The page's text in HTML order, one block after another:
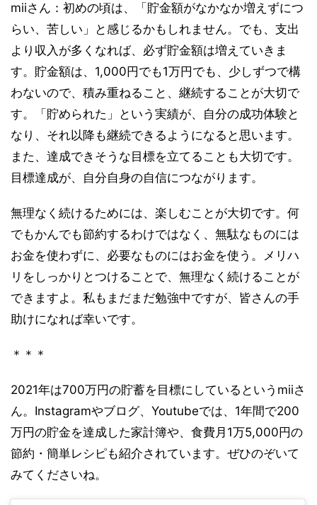
miiさん：初めの頃は、「貯金額がなかなか増えずにつ
らい、苦しい」と感じるかもしれません。でも、支出
より収入が多くなれば、必ず貯金額は増えていきま
す。貯金額は、1,000円でも1万円でも、少しずつで構
わないので、積み重ねること、継続することが大切で
す。「貯められた」という実績が、自分の成功体験と
なり、それ以降も継続できるようになると思います。
また、達成できそうな目標を立てることも大切です。
目標達成が、自分自身の自信につながります。
無理なく続けるためには、楽しむことが大切です。何
でもかんでも節約するわけではなく、無駄なものには
お金を使わずに、必要なものにはお金を使う。メリハ
リをしっかりとつけることで、無理なく続けることが
できますよ。私もまだまだ勉強中ですが、皆さんの手
助けになれば幸いです。
＊＊＊
2021年は700万円の貯蓄を目標にしているというmiiさ
ん。Instagramやブログ、Youtubeでは、1年間で200
万円の貯金を達成した家計簿や、食費月1万5,000円の
節約・簡単レシピも紹介されています。ぜひのぞいて
みてくださいね。